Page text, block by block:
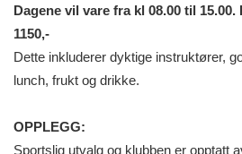
Dagene vil vare fra kl 08.00 til
1150,-
Dette inkluderer dyktige instruktører,
lunch, frukt og drikke.
OPPLEGG:
Sportslig utvalg og klubben er opptatt